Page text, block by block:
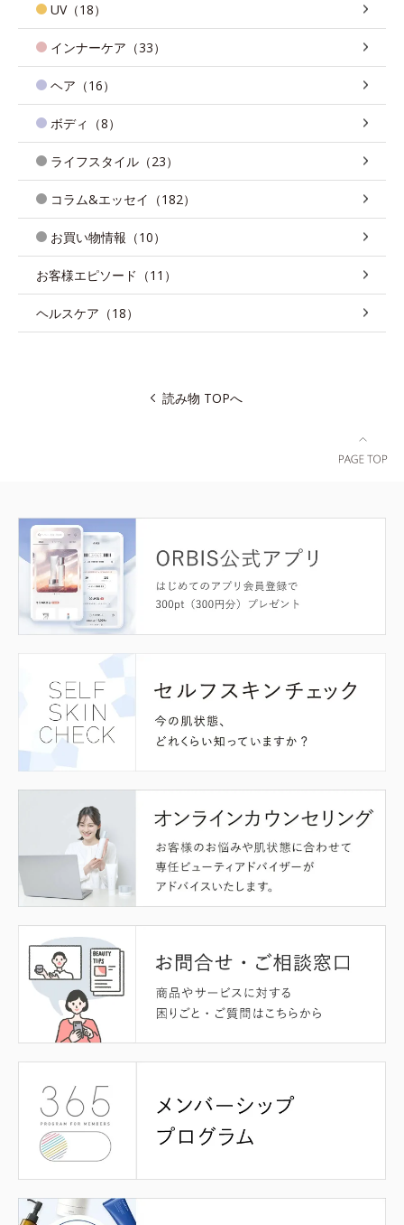
UV（18）
インナーケア（33）
ヘア（16）
ボディ（8）
ライフスタイル（23）
コラム&エッセイ（182）
お買い物情報（10）
お客様エピソード（11）
ヘルスケア（18）
読み物 TOPへ